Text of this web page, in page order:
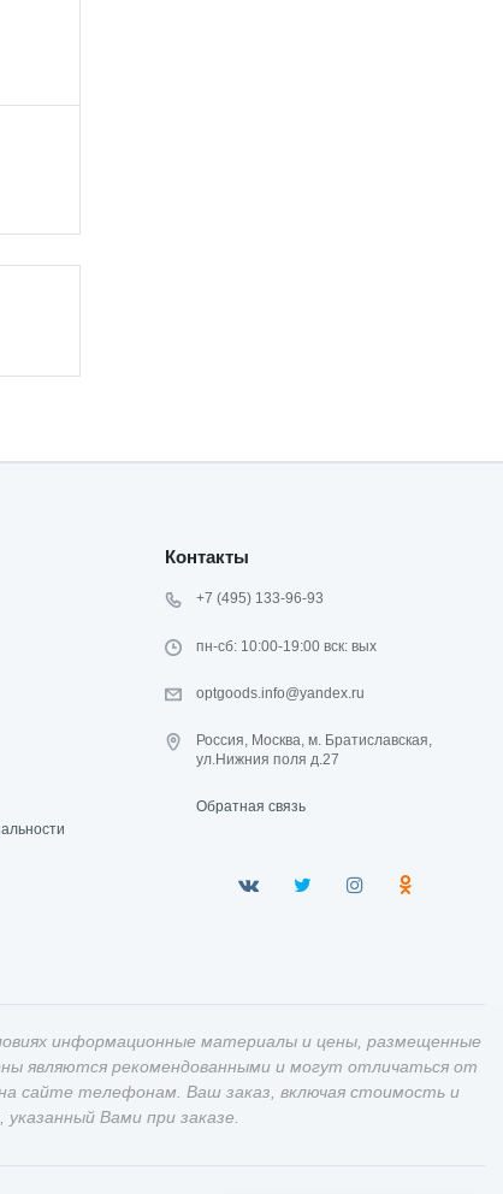
Контакты
+7 (495) 133-96-93
пн-сб: 10:00-19:00 вск: вых
optgoods.info@yandex.ru
Россия, Москва, м. Братиславская,
ул.Нижния поля д.27
Обратная связь
информационные материалы и цены, размещенные
являются рекомендованными и могут отличаться от
сайте телефонам. Ваш заказ, включая стоимость и
Вами при заказе.